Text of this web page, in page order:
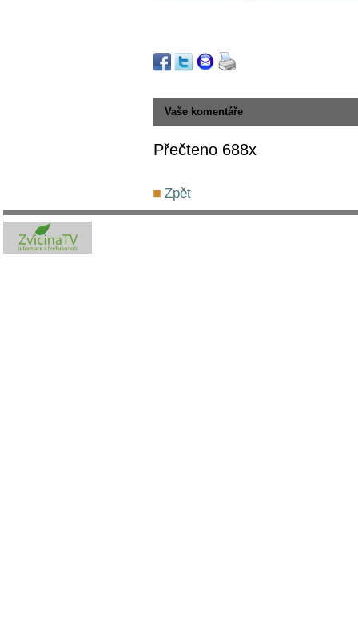
Vaše komentáře
Přečteno 688x
Zpět